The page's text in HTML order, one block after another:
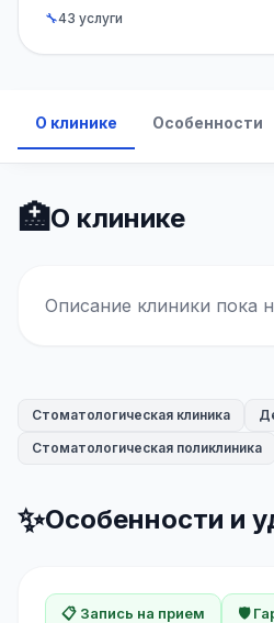
🔧43 услуги
О клинике Особенности
🏥О клинике
Описание клиники пока
Стоматологическая клиника
Стоматологическая поликлиника
✨Особенности и
📋 Запись на прием 🛡️